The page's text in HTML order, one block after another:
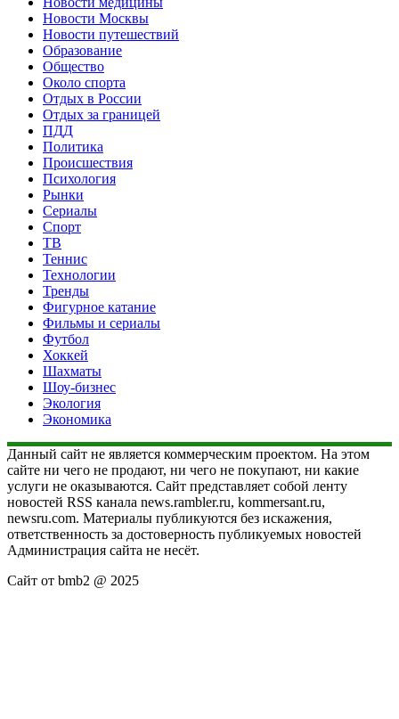
Новости Москвы
Новости путешествий
Образование
Общество
Около спорта
Отдых в России
Отдых за границей
ПДД
Политика
Происшествия
Психология
Рынки
Сериалы
Спорт
ТВ
Теннис
Технологии
Тренды
Фигурное катание
Фильмы и сериалы
Футбол
Хоккей
Шахматы
Шоу-бизнес
Экология
Экономика
Данный сайт не является коммерческим проектом. На этом
сайте ни чего не продают, ни чего не покупают, ни какие
услуги не оказываются. Сайт представляет собой ленту
новостей RSS канала news.rambler.ru, kommersant.ru,
newsru.com. Материалы публикуются без искажения,
ответственность за достоверность публикуемых новостей
Администрация сайта не несёт.
Сайт от bmb2 @ 2025